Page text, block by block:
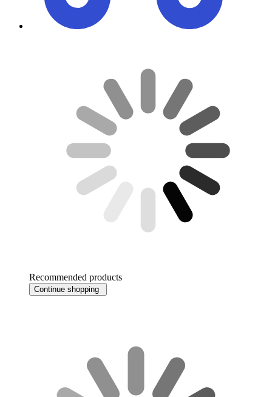
Recommended products
Continue shopping